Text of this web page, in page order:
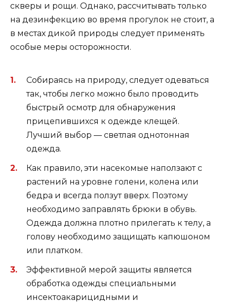
скверы и рощи. Однако, рассчитывать только
на дезинфекцию во время прогулок не стоит, а
в местах дикой природы следует применять
особые меры осторожности.
Собираясь на природу, следует одеваться
так, чтобы легко можно было проводить
быстрый осмотр для обнаружения
прицепившихся к одежде клещей.
Лучший выбор — светлая однотонная
одежда.
Как правило, эти насекомые наползают с
растений на уровне голени, колена или
бедра и всегда ползут вверх. Поэтому
необходимо заправлять брюки в обувь.
Одежда должна плотно прилегать к телу, а
голову необходимо защищать капюшоном
или платком.
Эффективной мерой защиты является
обработка одежды специальными
инсектоакарицидными и